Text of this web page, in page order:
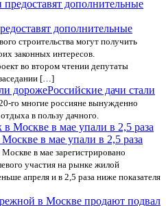
дополнительные
строительства могут получить
законных интересов.
во втором чтении депутаты
[…]
Российские дачи стали
го многие россияне вынужденно
в пользу дачного.
в мае упали в 2,5 раза
в мае зарегистрировано
участия на рынке жилой
апреля и в 2,5 раза ниже показателя